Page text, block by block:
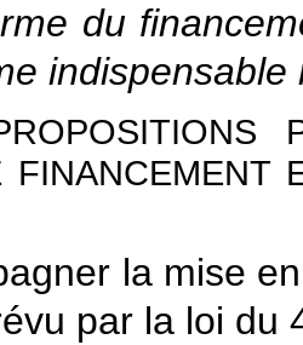
du
FINANCEMENT
la mise
par la loi du